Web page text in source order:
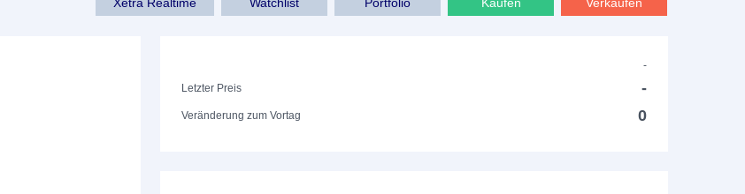
-
Letzter Preis
-
Veränderung zum Vortag 0